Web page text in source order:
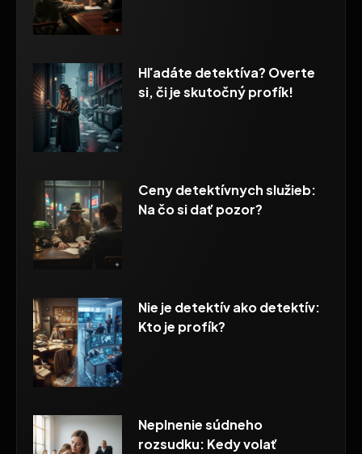
Hľadáte detektíva? Overte
si, či je skutočný profík!
Ceny detektívnych služieb:
Na čo si dať pozor?
Nie je detektív ako detektív:
Kto je profík?
Neplnenie súdneho
rozsudku: Kedy volať